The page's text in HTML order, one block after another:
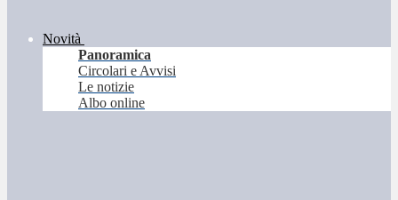
Novità
Panoramica
Circolari e Avvisi
Le notizie
Albo online